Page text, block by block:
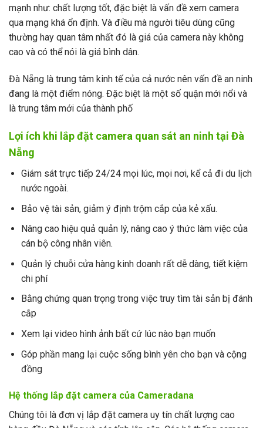
mạnh như: chất lượng tốt, đặc biệt là vấn đề xem camera
qua mạng khá ổn định. Và điều mà người tiêu dùng cũng
thường hay quan tâm nhất đó là giá của camera này không
cao và có thể nói là giá bình dân.
Đà Nẵng là trung tâm kinh tế của cả nước nên vấn đề an ninh
đang là một điểm nóng. Đặc biệt là một số quận mới nổi và
là trung tâm mới của thành phố
Lợi ích khi lắp đặt camera quan sát an ninh tại Đà
Nẵng
Giám sát trực tiếp 24/24 mọi lúc, mọi nơi, kể cả đi du lịch
nước ngoài.
Bảo vệ tài sản, giảm ý định trộm cắp của kẻ xấu.
Nâng cao hiệu quả quản lý, nâng cao ý thức làm việc của
cán bộ công nhân viên.
Quản lý chuỗi cửa hàng kinh doanh rất dễ dàng, tiết kiệm
chi phí
Bằng chứng quan trọng trong việc truy tìm tài sản bị đánh
cắp
Xem lại video hình ảnh bất cứ lúc nào bạn muốn
Góp phần mang lại cuộc sống bình yên cho bạn và cộng
đồng
Hệ thống lắp đặt camera của Cameradana
Chúng tôi là đơn vị lắp đặt camera uy tín chất lượng cao